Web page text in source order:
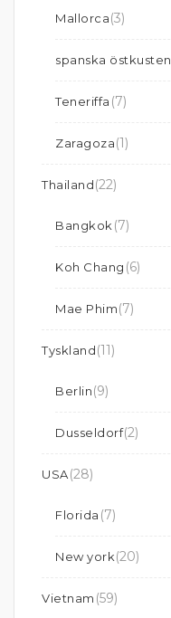
Mallorca(3)
spanska östkusten
Teneriffa (7)
Zaragoza(1)
Thailand(22)
Bangkok (7)
Koh Chang (6)
Mae Phim(7)
Tyskland(11)
Berlin(9)
Dusseldorf(2)
USA(28)
Florida (7)
New york(20)
Vietnam (59)